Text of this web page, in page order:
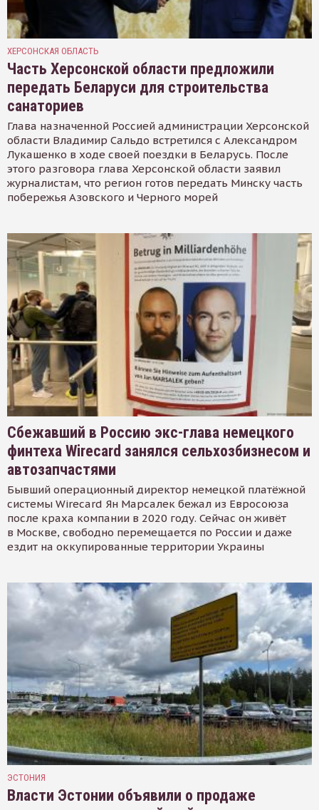
ХЕРСОНСКАЯ ОБЛАСТЬ
Часть Херсонской области предложили
передать Беларуси для строительства
санаториев
Глава назначенной Россией администрации Херсонской
области Владимир Сальдо встретился с Александром
Лукашенко в ходе своей поездки в Беларусь. После
этого разговора глава Херсонской области заявил
журналистам, что регион готов передать Минску часть
побережья Азовского и Черного морей
Сбежавший в Россию экс-глава немецкого
финтеха Wirecard занялся сельхозбизнесом и
автозапчастями
Бывший операционный директор немецкой платёжной
системы Wirecard Ян Марсалек бежал из Евросоюза
после краха компании в 2020 году. Сейчас он живёт
в Москве, свободно перемещается по России и даже
ездит на оккупированные территории Украины
ЭСТОНИЯ
Власти Эстонии объявили о продаже